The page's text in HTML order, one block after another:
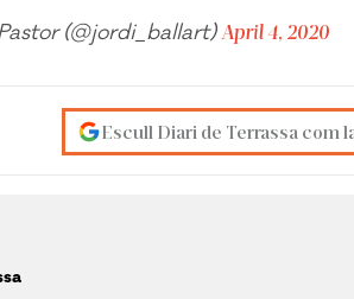
(@jordi_ballart) April 4, 2020
Escull Diari de Terrassa com